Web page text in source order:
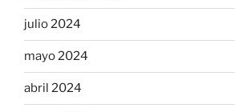
julio 2024
mayo 2024
abril 2024